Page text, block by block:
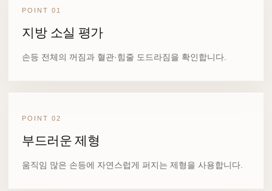
POINT 01
지방 소실 평가
손등 전체의 꺼짐과 혈관·힘줄 도드라짐을 확인합니다.
POINT 02
부드러운 제형
움직임 많은 손등에 자연스럽게 퍼지는 제형을 사용합니다.